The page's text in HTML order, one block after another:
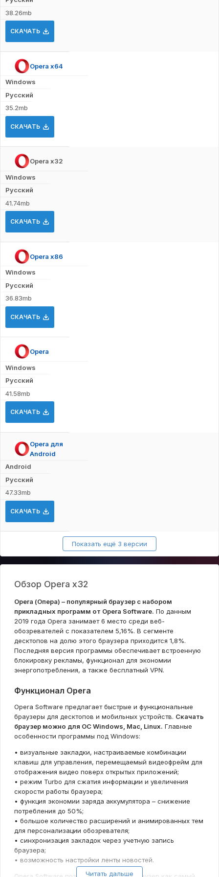
38.26mb
СКАЧАТЬ
Opera x64
Windows
Русский
35.2mb
СКАЧАТЬ
Opera x32
Windows
Русский
41.74mb
СКАЧАТЬ
Opera x86
Windows
Русский
36.83mb
СКАЧАТЬ
Opera
Windows
Русский
41.58mb
СКАЧАТЬ
Opera для
Android
Android
Русский
47.33mb
СКАЧАТЬ
Показать ещё 3 версии
Обзор Opera x32
Opera (Опера) – популярный браузер с набором
прикладных программ от Opera Software. По данным
2019 года Opera занимает 6 место среди веб-
обозревателей с показателем 5,16%. В сегменте
десктопов на долю этого браузера приходится 1,8%.
Последняя версия программы обеспечивает встроенную
блокировку рекламы, функционал для экономии
энергопотребления, а также бесплатный VPN.
Функционал Opera
Opera Software предлагает быстрые и функциональные
браузеры для десктопов и мобильных устройств. Скачать
браузер можно для ОС Windows, Mac, Linux. Главные
особенности программы под Windows:
• визуальные закладки, настраиваемые комбинации
клавиш для управления, перемещаемый видеофрейм для
отображения видео поверх открытых приложений;
• режим Turbo для сжатия информации и увеличения
скорости работы браузера;
• функция экономии заряда аккумулятора – снижение
потребления до 50%;
• большое количество расширений и анимированных тем
для персонализации обозревателя;
• синхронизация закладок через учетную запись
браузера;
• возможность настройки ленты новостей.
Читать дальше